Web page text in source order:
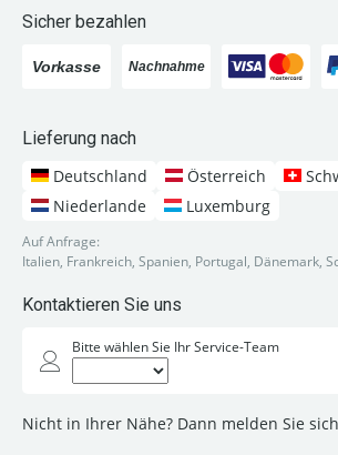
Sicher bezahlen
Lieferung nach
Deutschland
Österreich
Niederlande
Luxemburg
Auf Anfrage:
Italien, Frankreich, Spanien, Portugal, Dänemark,
Kontaktieren Sie uns
Bitte wählen Sie Ihr Service-Team
Nicht in Ihrer Nähe? Dann melden Sie